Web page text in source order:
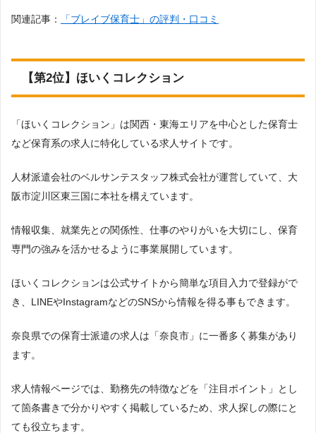
関連記事： 「ブレイブ保育士」の評判・口コミ
【第2位】ほいくコレクション
「ほいくコレクション」は関西・東海エリアを中心とした保育士
など保育系の求人に特化している求人サイトです。
人材派遣会社のベルサンテスタッフ株式会社が運営していて、大
阪市淀川区東三国に本社を構えています。
情報収集、就業先との関係性、仕事のやりがいを大切にし、保育
専門の強みを活かせるように事業展開しています。
ほいくコレクションは公式サイトから簡単な項目入力で登録がで
き、LINEやInstagramなどのSNSから情報を得る事もできます。
奈良県での保育士派遣の求人は「奈良市」に一番多く募集があり
ます。
求人情報ページでは、勤務先の特徴などを「注目ポイント」とし
て箇条書きで分かりやすく掲載しているため、求人探しの際にと
ても役立ちます。